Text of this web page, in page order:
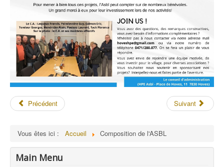
Précédent Suivant
Vous êtes ici : Accueil Composition de l'ASBL
Main Menu